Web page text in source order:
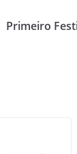
Primeiro